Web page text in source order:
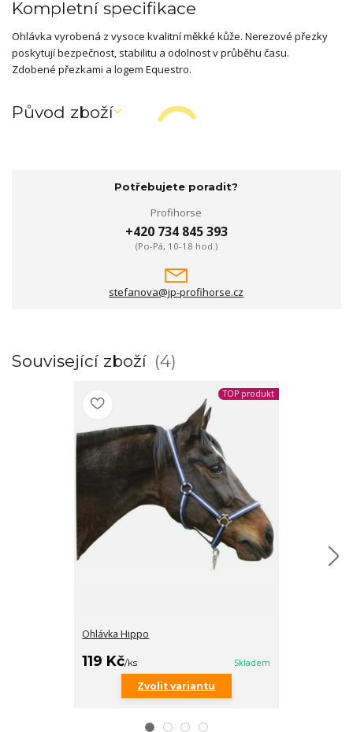
Kompletní specifikace
Ohlávka vyrobená z vysoce kvalitní měkké kůže. Nerezové přezky
poskytují bezpečnost, stabilitu a odolnost v průběhu času.
Zdobené přezkami a logem Equestro.
Původ zboží
Potřebujete poradit?
Profihorse
+420 734 845 393
(Po-Pá, 10-18 hod.)
stefanova@jp-profihorse.cz
Související zboží 4
TOP produkt
Ohlávka Hippo
119 Kč/ks Skladem
Zvolit variantu